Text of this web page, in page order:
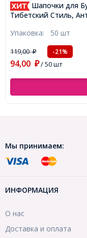
Шапочки для
Тибетский Стиль,
Упаковка: 50 шт
119,00₽ -21%
94,00 ₽/ 50 шт
Мы принимаем:
ИНФОРМАЦИЯ
О нас
Доставка и оплата